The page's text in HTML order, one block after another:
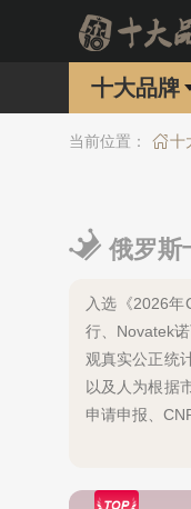
十大品牌
当前位置： 十
俄罗斯
入选《2026
行、Novatek
观真实公正统
以及人为根据
申请申报、